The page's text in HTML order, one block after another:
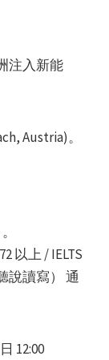
注入新能
Austria)。
以上 / IELTS
說讀寫） 通
12:00